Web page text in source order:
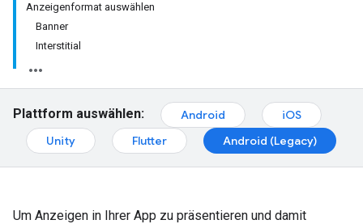
Anzeigenformat auswählen
Banner
Interstitial
Plattform auswählen: Android
iOS
Unity
Flutter Android (Legacy)
Um Anzeigen in Ihrer App zu präsentieren und damit